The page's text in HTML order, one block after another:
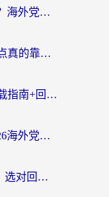
国外翻回国内的加速器怎么选？海外党亲测实用指南，告别地域限制
海外党避坑指南：免费VPN节点真的靠谱吗？教你选对回国加速器无缝访问国内资源
海外党必看：电脑免费VPN下载指南+回国加速器选择全攻略，告别地区限制
归雁加速器改成什么那个？2026海外党回国加速全攻略：告别地区限制，轻松刷剧玩游戏
海外MacBook连不上国内APP？选对回国VPN，告别地区限制的烦恼